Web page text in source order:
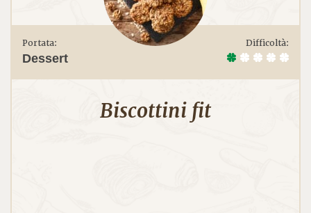
Portata:
Dessert
Difficoltà:
Biscottini fit